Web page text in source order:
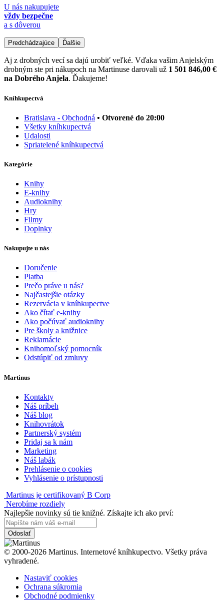
U nás nakupujete
vždy bezpečne
a s dôverou
Predchádzajúce Ďalšie
Aj z drobných vecí sa dajú urobiť veľké. Vďaka vašim Anjelským
drobným ste pri nákupoch na Martinuse darovali už 1 501 846,00 €
na Dobrého Anjela. Ďakujeme!
Kníhkupectvá
Bratislava - Obchodná • Otvorené do 20:00
Všetky kníhkupectvá
Udalosti
Spriatelené kníhkupectvá
Kategórie
Knihy
E-knihy
Audioknihy
Hry
Filmy
Doplnky
Nakupujte u nás
Doručenie
Platba
Prečo práve u nás?
Najčastejšie otázky
Rezervácia v kníhkupectve
Ako čítať e-knihy
Ako počúvať audioknihy
Pre školy a knižnice
Reklamácie
Knihomoľský pomocník
Odstúpiť od zmluvy
Martinus
Kontakty
Náš príbeh
Náš blog
Knihovrátok
Partnerský systém
Pridaj sa k nám
Marketing
Náš labák
Prehlásenie o cookies
Vyhlásenie o prístupnosti
Martinus je certifikovaný B Corp
Nerobíme rozdiely
Najlepšie novinky sú tie knižné. Získajte ich ako prví:
Odoslať
© 2000-2026 Martinus. Internetové kníhkupectvo. Všetky práva
vyhradené.
Nastaviť cookies
Ochrana súkromia
Obchodné podmienky